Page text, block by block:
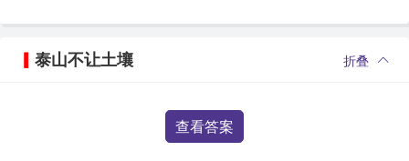
泰山不让土壤 折叠
查看答案